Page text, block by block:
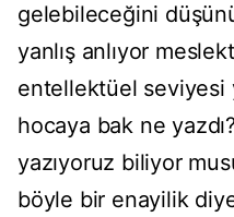
gelebileceğini
yanlış anlıyor
entellektüel seviyesi
hocaya bak ne
yazıyoruz biliyor
böyle bir enayilik diye